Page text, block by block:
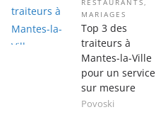
RESTAURANTS
MARIAGES
Top 3 des
traiteurs à
Mantes-la-Ville
pour un service
sur mesure
Povoski